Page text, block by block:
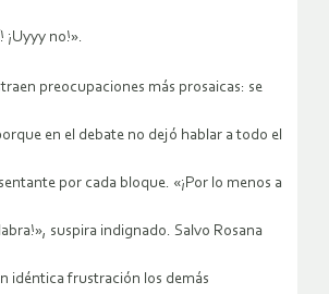
¡Uyyy no!».
preocupaciones más prosaicas: se
en el debate no dejó hablar a todo el
por cada bloque. «¡Por lo menos a
suspira indignado. Salvo Rosana
idéntica frustración los demás